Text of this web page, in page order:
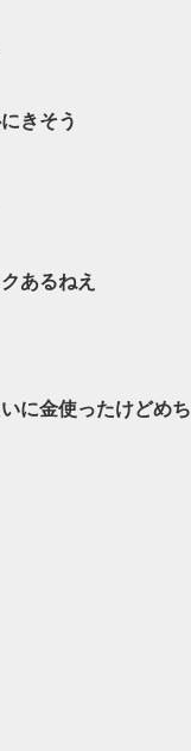
きそう
あるねえ
に金使ったけどめち